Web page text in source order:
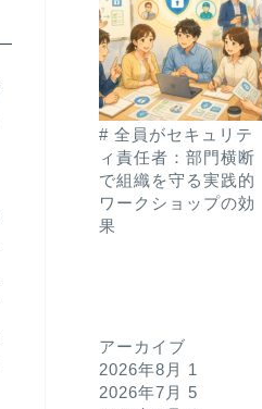
# 全員がセキュリテ
ィ責任者：部門横断
で組織を守る実践的
ワークショップの効
果
アーカイブ
2026年8月 1
2026年7月 5